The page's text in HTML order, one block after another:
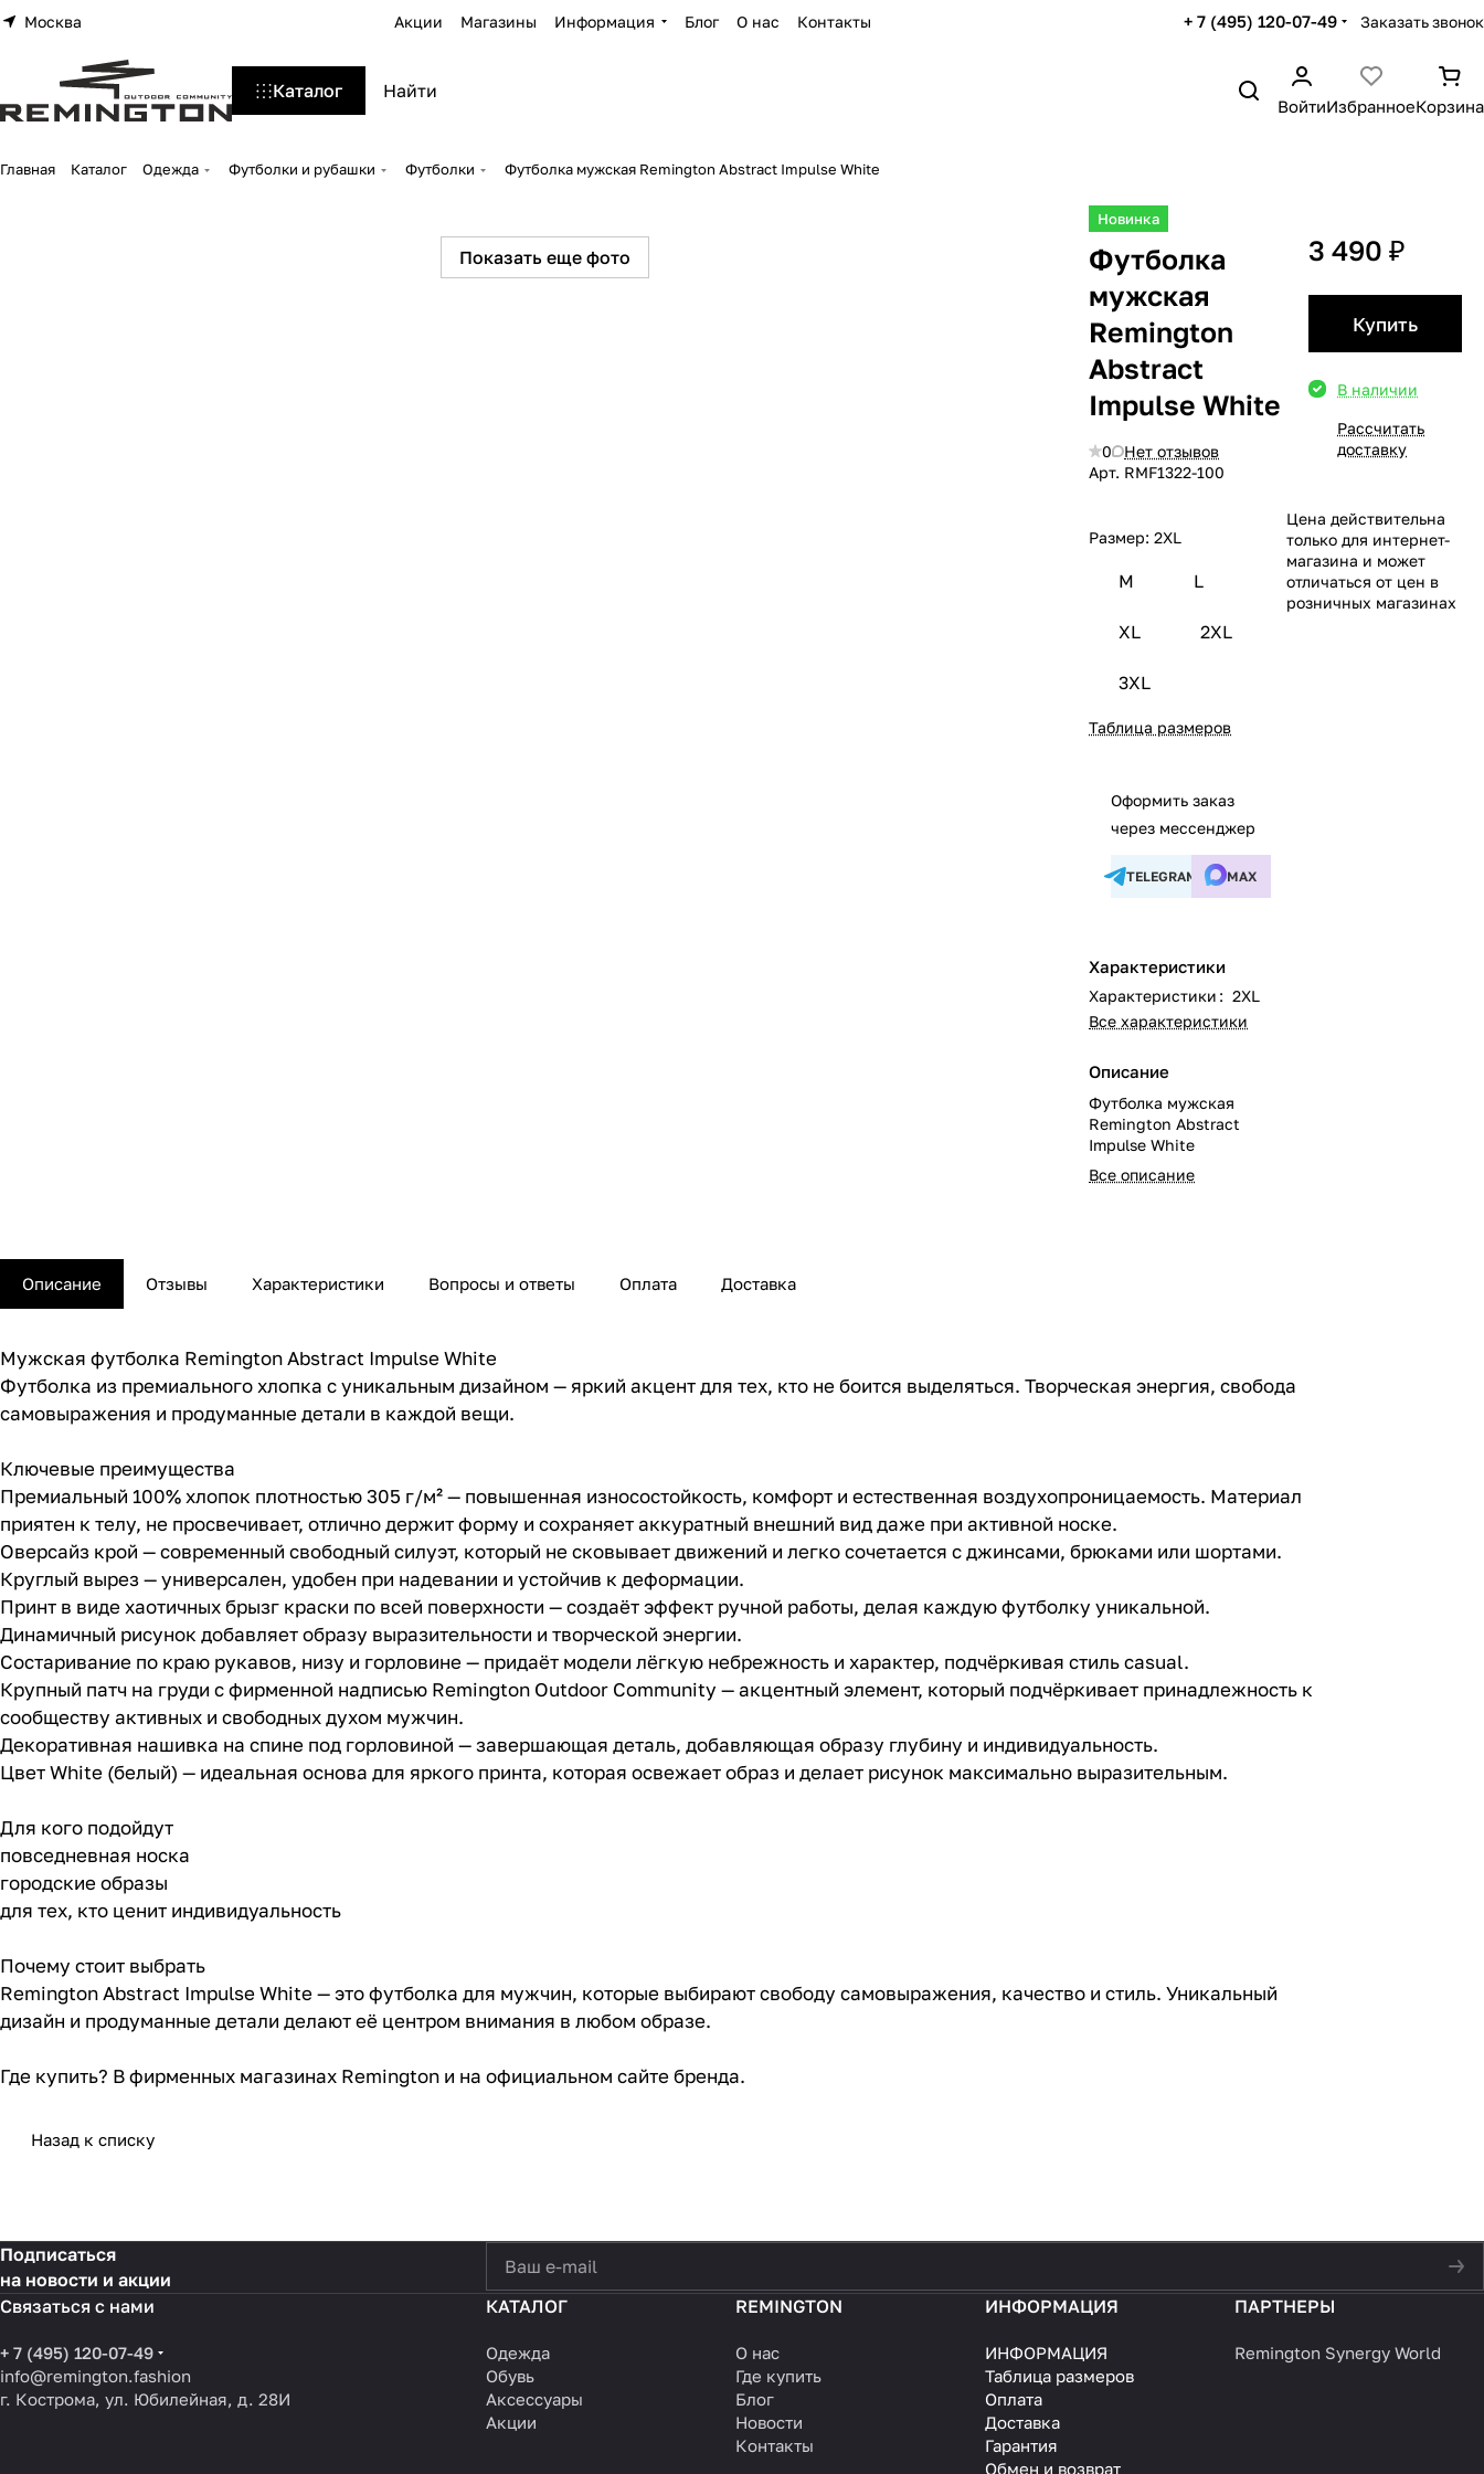
Москва Акции Магазины Информация Блог О нас Контакты + 7 (495) 120-07-49 Заказать звонок
Каталог
ВойтиИзбранноеКорзина
Главная Каталог Одежда Футболки и рубашки Футболки Футболка мужская Remington Abstract Impulse White
Показать еще фото
Новинка
Футболка
мужская
Remington
Abstract
Impulse White
0
Нет отзывов
Арт. RМF1322-100
Размер: 2XL
M L
XL 2XL
3XL
Таблица размеров
Оформить заказ
через мессенджер
TELEGRAM MAX
Характеристики
Характеристики : 2XL
Все характеристики
Описание
Футболка мужская
Remington Abstract
Impulse White
Все описание
3 490 ₽
Купить
В наличии
Рассчитать
доставку
Цена действительна
только для интернет-
магазина и может
отличаться от цен в
розничных магазинах
Описание Отзывы Характеристики Вопросы и ответы Оплата Доставка
Мужская футболка Remington Abstract Impulse White
Футболка из премиального хлопка с уникальным дизайном — яркий акцент для тех, кто не боится выделяться. Творческая энергия, свобода
самовыражения и продуманные детали в каждой вещи.
Ключевые преимущества
Премиальный 100% хлопок плотностью 305 г/м² — повышенная износостойкость, комфорт и естественная воздухопроницаемость. Материал
приятен к телу, не просвечивает, отлично держит форму и сохраняет аккуратный внешний вид даже при активной носке.
Оверсайз крой — современный свободный силуэт, который не сковывает движений и легко сочетается с джинсами, брюками или шортами.
Круглый вырез — универсален, удобен при надевании и устойчив к деформации.
Принт в виде хаотичных брызг краски по всей поверхности — создаёт эффект ручной работы, делая каждую футболку уникальной.
Динамичный рисунок добавляет образу выразительности и творческой энергии.
Состаривание по краю рукавов, низу и горловине — придаёт модели лёгкую небрежность и характер, подчёркивая стиль casual.
Крупный патч на груди с фирменной надписью Remington Outdoor Community — акцентный элемент, который подчёркивает принадлежность к
сообществу активных и свободных духом мужчин.
Декоративная нашивка на спине под горловиной — завершающая деталь, добавляющая образу глубину и индивидуальность.
Цвет White (белый) — идеальная основа для яркого принта, которая освежает образ и делает рисунок максимально выразительным.
Для кого подойдут
повседневная носка
городские образы
для тех, кто ценит индивидуальность
Почему стоит выбрать
Remington Abstract Impulse White — это футболка для мужчин, которые выбирают свободу самовыражения, качество и стиль. Уникальный
дизайн и продуманные детали делают её центром внимания в любом образе.
Где купить? В фирменных магазинах Remington и на официальном сайте бренда.
Назад к списку
Подписаться
на новости и акции
Связаться с нами
+ 7 (495) 120-07-49
info@remington.fashion
г. Кострома, ул. Юбилейная, д. 28И
КАТАЛОГ
Одежда
Обувь
Аксессуары
Акции
REMINGTON
О нас
Где купить
Блог
Новости
Контакты
ИНФОРМАЦИЯ
ИНФОРМАЦИЯ
Таблица размеров
Оплата
Доставка
Гарантия
Обмен и возврат
ПАРТНЕРЫ
Remington Synergy World